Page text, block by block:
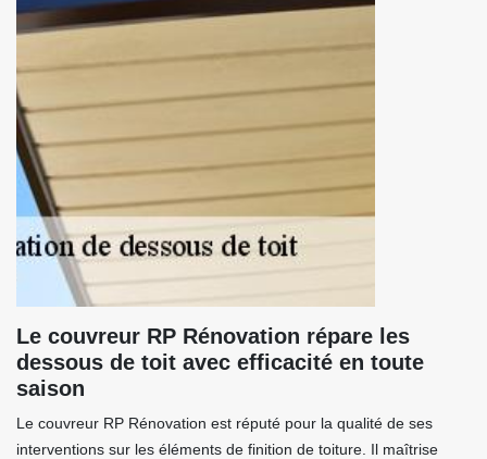
Le couvreur RP Rénovation répare les
dessous de toit avec efficacité en toute
saison
Le couvreur RP Rénovation est réputé pour la qualité de ses
interventions sur les éléments de finition de toiture. Il maîtrise